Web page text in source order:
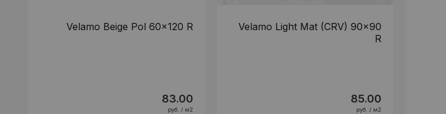
Velamo Beige Pol 60x120 R
83.00
руб. / м2
Velamo Light Mat (CRV) 90x90
R
85.00
руб. / м2